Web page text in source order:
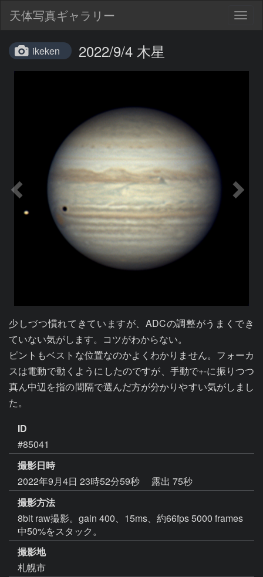
天体写真ギャラリー
ikeken 2022/9/4 木星
少しづつ慣れてきていますが、ADCの調整がうまくでき
ていない気がします。コツがわからない。
ピントもベストな位置なのかよくわかりません。フォーカ
スは電動で動くようにしたのですが、手動で+-に振りつつ
真ん中辺を指の間隔で選んだ方が分かりやすい気がしまし
た。
ID
#85041
撮影日時
2022年9月4日 23時52分59秒
露出 75秒
撮影方法
8bit raw撮影。gain 400、15ms、約66fps 5000 frames
中50%をスタック。
撮影地
札幌市